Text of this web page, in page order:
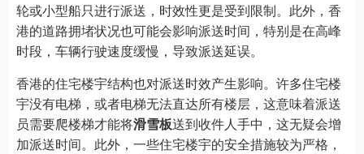
轮或小型船只进行派送，时效性更是受到限制。此外，香
港的道路拥堵状况也可能会影响派送时间，特别是在高峰
时段，车辆行驶速度缓慢，导致派送延误。
香港的住宅楼宇结构也对派送时效产生影响。许多住宅楼
宇没有电梯，或者电梯无法直达所有楼层，这意味着派送
员需要爬楼梯才能将滑雪板送到收件人手中，这无疑会增
加派送时间。此外，一些住宅楼宇的安全措施较为严格，